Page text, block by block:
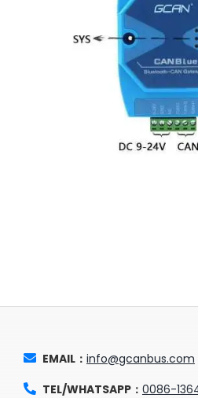
EMAIL： info@gcanbus.com
TEL/WHATSAPP： 0086-